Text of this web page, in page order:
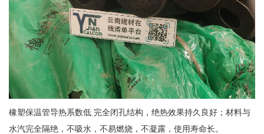
橡塑保温管导热系数低 完全闭孔结构，绝热效果持久良好；材料与
水汽完全隔绝，不吸水，不易燃烧，不凝露，使用寿命长。